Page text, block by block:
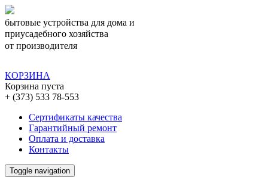
бытовые устройства для дома и
приусадебного хозяйства
от производителя
КОРЗИНА
Корзина пуста
+ (373) 533 78-553
Сертификаты качества
Гарантийный ремонт
Оплата и доставка
Контакты
Toggle navigation